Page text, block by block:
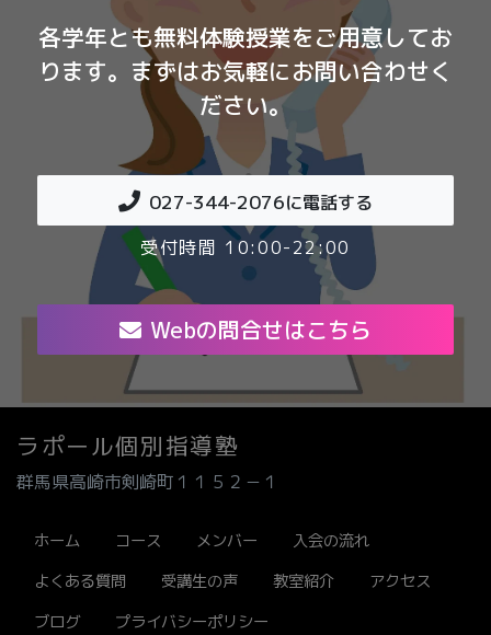
各学年とも無料体験授業をご用意してお
ります。まずはお気軽にお問い合わせく
ださい。
027-344-2076に電話する
受付時間 10:00-22:00
Webの問合せはこちら
ラポール個別指導塾
群馬県高崎市剣崎町１１５２－１
ホーム コース メンバー
入会の流れ
よくある質問
受講生の声 教室紹介
アクセス
ブログ
プライバシーポリシー